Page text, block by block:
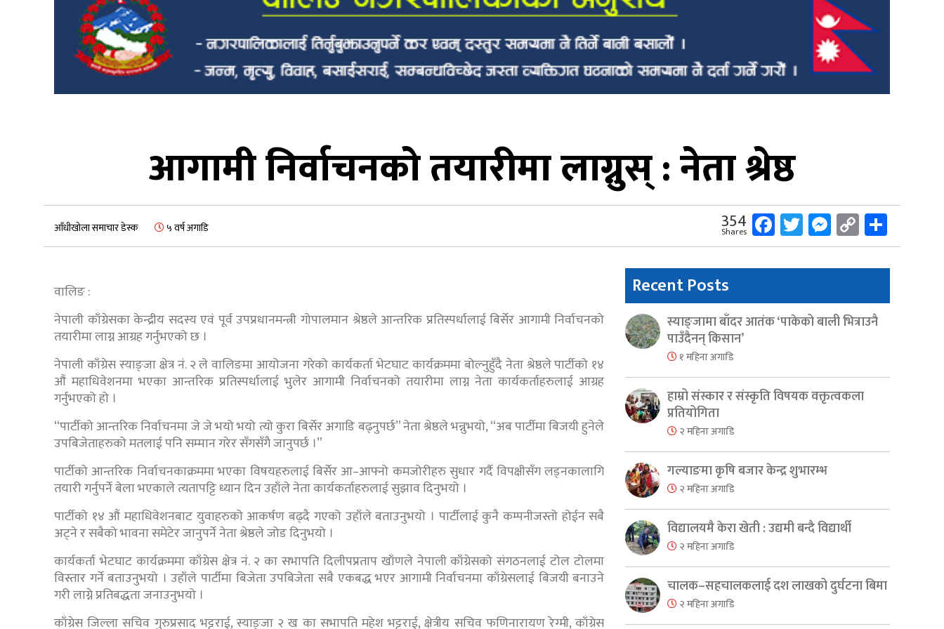
आगामी निर्वाचनको तयारीमा लाग्नुस् : नेता श्रेष्ठ
आँधीखोला समाचार डेस्क ५ वर्ष अगाडि 354
Shares Facebook
Twitter
Messenger
Copy
Link
वालिङ :
नेपाली काँग्रेसका केन्द्रीय सदस्य एवं पूर्व उपप्रधानमन्त्री गोपालमान श्रेष्ठले आन्तरिक प्रतिस्पर्धालाई बिर्सेर आगामी निर्वाचनको
तयारीमा लाग्न आग्रह गर्नुभएको छ ।
नेपाली काँग्रेस स्याङ्जा क्षेत्र नं. २ ले वालिङमा आयोजना गरेको कार्यकर्ता भेटघाट कार्यक्रममा बोल्नुहुँदै नेता श्रेष्ठले पार्टीको १४
औं महाधिवेशनमा भएका आन्तरिक प्रतिस्पर्धालाई भुलेर आगामी निर्वाचनको तयारीमा लाग्न नेता कार्यकर्ताहरुलाई आग्रह
गर्नुभएको हो ।
“पार्टीको आन्तरिक निर्वाचनमा जे जे भयो भयो त्यो कुरा बिर्सेर अगाडि बढ्नुपर्छ” नेता श्रेष्ठले भन्नुभयो, “अब पार्टीमा बिजयी हुनेले
उपबिजेताहरुको मतलाई पनि सम्मान गरेर सँगसँगै जानुपर्छ ।”
पार्टीको आन्तरिक निर्वाचनकाक्रममा भएका विषयहरुलाई बिर्सेर आ–आफ्नो कमजोरीहरु सुधार गर्दै विपक्षीसँग लड्नकालागि
तयारी गर्नुपर्ने बेला भएकाले त्यतापट्टि ध्यान दिन उहाँले नेता कार्यकर्ताहरुलाई सुझाव दिनुभयो ।
पार्टीको १४ औं महाधिवेशनबाट युवाहरुको आकर्षण बढ्दै गएको उहाँले बताउनुभयो । पार्टीलाई कुनै कम्पनीजस्तो होईन सबै
अट्ने र सबैको भावना समेटेर जानुपर्ने नेता श्रेष्ठले जोड दिनुभयो ।
कार्यकर्ता भेटघाट कार्यक्रममा काँग्रेस क्षेत्र नं. २ का सभापति दिलीपप्रताप खाँणले नेपाली काँग्रेसको संगठनलाई टोल टोलमा
विस्तार गर्ने बताउनुभयो । उहाँले पार्टीमा बिजेता उपबिजेता सबै एकबद्ध भएर आगामी निर्वाचनमा काँग्रेसलाई बिजयी बनाउने
गरी लाग्ने प्रतिबद्धता जनाउनुभयो ।
काँग्रेस जिल्ला सचिव गुरुप्रसाद भट्टराई, स्याङ्जा २ ख का सभापति महेश भट्टराई, क्षेत्रीय सचिव फणिनारायण रेग्मी, काँग्रेस
Recent Posts
स्याङ्जामा बाँदर आतंक ‘पाकेको बाली भित्राउनै
पाउँदैनन् किसान’
१ महिना अगाडि
हाम्रो संस्कार र संस्कृति विषयक वक्तृत्वकला
प्रतियोगिता
२ महिना अगाडि
गल्याङमा कृषि बजार केन्द्र शुभारम्भ
२ महिना अगाडि
विद्यालयमै केरा खेती : उद्यमी बन्दै विद्यार्थी
२ महिना अगाडि
चालक–सहचालकलाई दश लाखको दुर्घटना बिमा
२ महिना अगाडि